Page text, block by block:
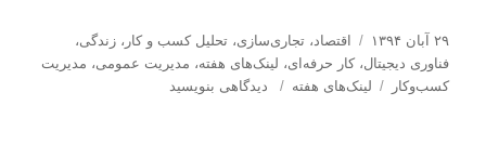
ا
ر
س
۲۹ آبان ۱۳۹۴
د
س
ت
اقتصاد ،تجاری‌سازی،تحلیل كسب و كار ،زندگی،
فناوری دیجیتال،کار حرفه‌ای، لینک‌های هفته، مدیریت عمومی، مدیریت
كسب‌و‌كار
بلینک‌های هفته دیدگاهی بنویسید